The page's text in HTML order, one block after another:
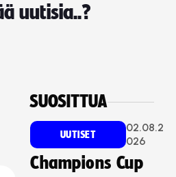
uutisia..?
SUOSITTUA
UUTISET
02.08.2
026
Champions Cup